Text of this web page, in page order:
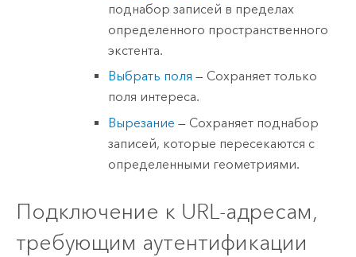
поднабор записей в пределах
определенного пространственного
экстента.
Выбрать поля — Сохраняет только
поля интереса.
Вырезание — Сохраняет поднабор
записей, которые пересекаются с
определенными геометриями.
Подключение к URL-адресам,
требующим аутентификации